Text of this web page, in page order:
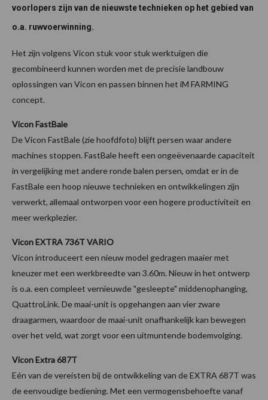
voorlopers zijn van de nieuwste technieken op het gebied van
o.a. ruwvoerwinning.
Het zijn volgens Vicon stuk voor stuk werktuigen die
gecombineerd kunnen worden met de precisie landbouw
oplossingen van Vicon en passen binnen het iM FARMING
concept.
Vicon FastBale
De Vicon FastBale (zie hoofdfoto) blijft persen waar andere
machines stoppen. FastBale heeft een ongeëvenaarde capaciteit
in vergelijking met andere ronde balen persen, omdat er in de
FastBale een hoop nieuwe technieken en ontwikkelingen zijn
verwerkt, allemaal ontworpen voor een hogere productiviteit en
meer werkplezier.
Vicon EXTRA 736T VARIO
Vicon introduceert een nieuw model gedragen maaier met
kneuzer met een werkbreedte van 3.60m. Nieuw in het ontwerp
is o.a. een compleet vernieuwde "gesleepte" middenophanging,
QuattroLink. De maai-unit is opgehangen aan vier zware
draagarmen, waardoor de maai-unit onafhankelijk kan bewegen
over het veld, wat zorgt voor een uitmuntende bodemvolging.
Vicon Extra 687T
Eén van de vereisten bij de ontwikkeling van de EXTRA 687T was
de eenvoudige bediening. Met een vermogensbehoefte vanaf